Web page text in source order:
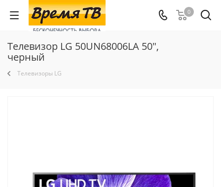
0
Телевизор LG 50UN68006LA 50",
черный
Телевизоры LG